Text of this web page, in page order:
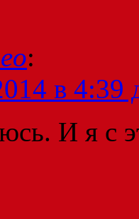
:
в 4:39
И я с